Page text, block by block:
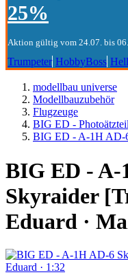
25%
Aktion gültig vom 24.07. bis
Trumpeter HobbyBoss
modellbau universe
Modellbauzubehör
Flugzeuge
BIG ED -
BIG ED - A-1H AD-
BIG ED - A-
Skyraider
Eduard ·